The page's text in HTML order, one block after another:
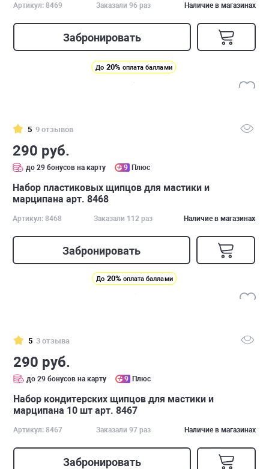
Артикул: 8469 Заказали 96 раз Наличие в магазинах
Забронировать
До 20% оплата баллами
5 9 отзывов
290 руб.
до 29 бонусов на карту 9 Плюс
Набор пластиковых щипцов для мастики и
марципана арт. 8468
Артикул: 8468 Заказали 112 раз Наличие в магазинах
Забронировать
До 20% оплата баллами
5 3 отзыва
290 руб.
до 29 бонусов на карту 9 Плюс
Набор кондитерских щипцов для мастики и
марципана 10 шт арт. 8467
Артикул: 8467 Заказали 97 раз Наличие в магазинах
Забронировать